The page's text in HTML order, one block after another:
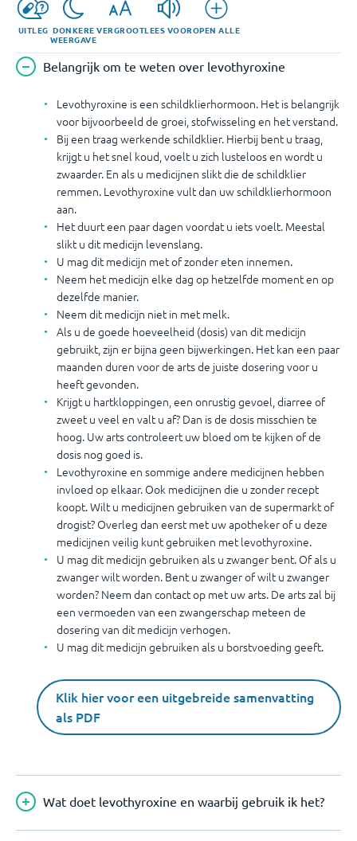
UITLEG DONKERE
WEERGAVE
VERGROOTLEES VOOROPEN ALLE
Belangrijk om te weten over levothyroxine
Levothyroxine is een schildklierhormoon. Het is belangrijk
voor bijvoorbeeld de groei, stofwisseling en het verstand.
Bij een traag werkende schildklier. Hierbij bent u traag,
krijgt u het snel koud, voelt u zich lusteloos en wordt u
zwaarder. En als u medicijnen slikt die de schildklier
remmen. Levothyroxine vult dan uw schildklierhormoon
aan.
Het duurt een paar dagen voordat u iets voelt. Meestal
slikt u dit medicijn levenslang.
U mag dit medicijn met of zonder eten innemen.
Neem het medicijn elke dag op hetzelfde moment en op
dezelfde manier.
Neem dit medicijn niet in met melk.
Als u de goede hoeveelheid (dosis) van dit medicijn
gebruikt, zijn er bijna geen bijwerkingen. Het kan een paar
maanden duren voor de arts de juiste dosering voor u
heeft gevonden.
Krijgt u hartkloppingen, een onrustig gevoel, diarree of
zweet u veel en valt u af? Dan is de dosis misschien te
hoog. Uw arts controleert uw bloed om te kijken of de
dosis nog goed is.
Levothyroxine en sommige andere medicijnen hebben
invloed op elkaar. Ook medicijnen die u zonder recept
koopt. Wilt u medicijnen gebruiken van de supermarkt of
drogist? Overleg dan eerst met uw apotheker of u deze
medicijnen veilig kunt gebruiken met levothyroxine.
U mag dit medicijn gebruiken als u zwanger bent. Of als u
zwanger wilt worden. Bent u zwanger of wilt u zwanger
worden? Neem dan contact op met uw arts. De arts zal bij
een vermoeden van een zwangerschap meteen de
dosering van dit medicijn verhogen.
U mag dit medicijn gebruiken als u borstvoeding geeft.
Klik hier voor een uitgebreide samenvatting
als PDF
Wat doet levothyroxine en waarbij gebruik ik het?